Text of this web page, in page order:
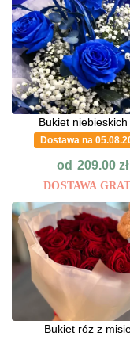
Bukiet
Dostawa na
od 209.00 zł
DOSTAWA
Bukiet róz z